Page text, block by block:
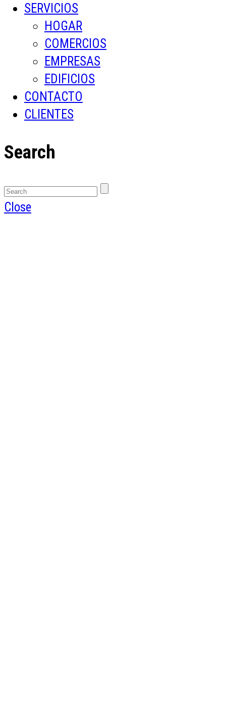
SERVICIOS
HOGAR
COMERCIOS
EMPRESAS
EDIFICIOS
CONTACTO
CLIENTES
Search
Close